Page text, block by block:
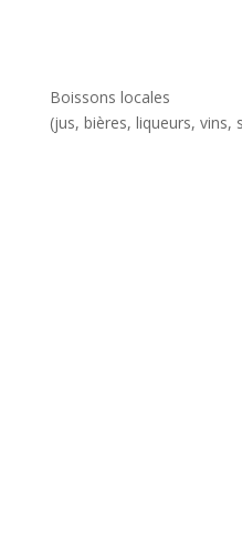
Boissons locales
(jus, bières, liqueurs, vins,